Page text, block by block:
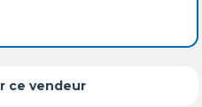
ce vendeur